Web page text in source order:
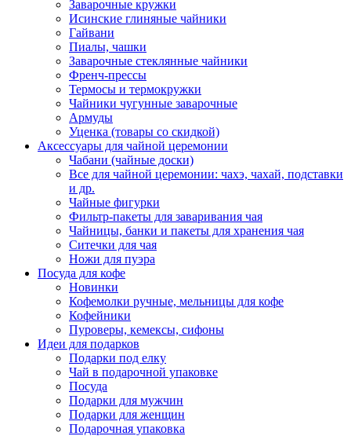
Заварочные кружки
Исинские глиняные чайники
Гайвани
Пиалы, чашки
Заварочные стеклянные чайники
Френч-прессы
Термосы и термокружки
Чайники чугунные заварочные
Армуды
Уценка (товары со скидкой)
Аксессуары для чайной церемонии
Чабани (чайные доски)
Все для чайной церемонии: чахэ, чахай, подставки
и др.
Чайные фигурки
Фильтр-пакеты для заваривания чая
Чайницы, банки и пакеты для хранения чая
Ситечки для чая
Ножи для пуэра
Посуда для кофе
Новинки
Кофемолки ручные, мельницы для кофе
Кофейники
Пуроверы, кемексы, сифоны
Идеи для подарков
Подарки под елку
Чай в подарочной упаковке
Посуда
Подарки для мужчин
Подарки для женщин
Подарочная упаковка